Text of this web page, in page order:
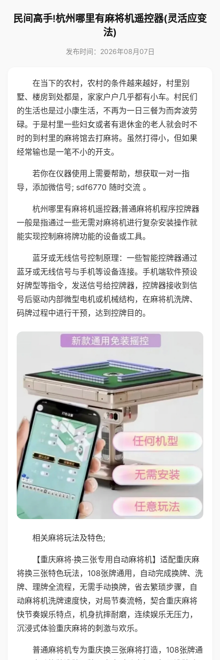
民间高手!杭州哪里有麻将机遥控器(灵活应变
法)
发布时间：2026年08月07日
在当下的农村，农村的条件越来越好，村里别
墅、楼房到处都是，家家户户几乎都有小车。村民们
的生活也是过小康生活，不再为一日三餐为而奔波劳
碌。于是村里一些妇女或者有退休金的老人就会时不
时的到村里的麻将馆去打麻将。虽然打得小，但如果
经常输也是一笔不小的开支。
若你在仪器使用上需要帮助，想获取一对一指
导，添加微信号; sdf6770 随时交流 。
杭州哪里有麻将机遥控器;普通麻将机程序控牌器
一般是指通过一些无需对麻将机进行复杂安装操作就
能实现控制麻将牌功能的设备或工具。
蓝牙或无线信号控制原理：一些智能控牌器通过
蓝牙或无线信号与手机等设备连接。手机端软件预设
好牌型等指令，发送信号给控牌器，控牌器接收到信
号后驱动内部微型电机或机械结构，在麻将机洗牌、
码牌过程中进行干预，达到控牌目的。
相关麻将玩法及特色;
【重庆麻将·换三张专用自动麻将机】适配重庆麻
将换三张特色玩法，108张牌通用，自动完成换牌、洗
牌、理牌全流程，无需手动换牌，省去繁琐步骤，自
动麻将机洗牌速度快，对局节奏流畅，契合重庆麻将
快节奏娱乐特点，机身抗摔耐磨，连续娱乐无压力，
沉浸式体验重庆麻将的刺激与欢乐。
普通麻将机专为重庆换三张麻将打造，108张牌通